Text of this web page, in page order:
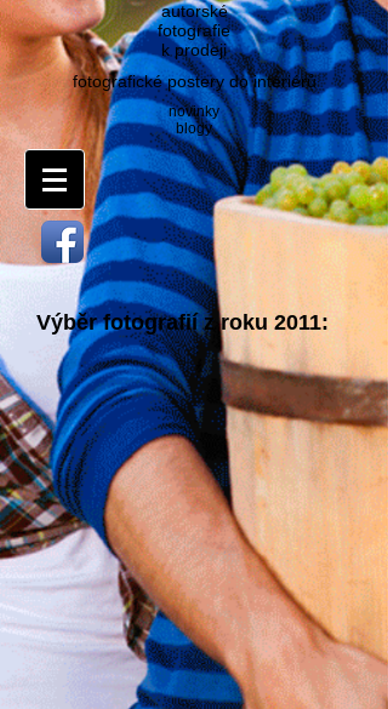
autorské
fotografie
k prodeji
fotografické postery do interiérů
novinky
blogy
Výběr fotografií z roku 2011: